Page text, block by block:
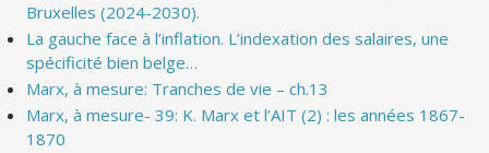
Bruxelles (2024-2030).
La gauche face à l’inflation. L’indexation des salaires, une
spécificité bien belge…
Marx, à mesure: Tranches de vie – ch.13
Marx, à mesure- 39: K. Marx et l’AIT (2) : les années 1867-
1870